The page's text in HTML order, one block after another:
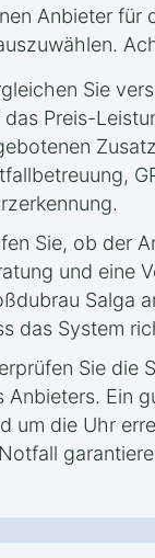
Anbieter für
Sie
das Preis-
Sie, ob der
und eine
Salga
das System
Sie die
Anbieters. Ein
um die Uhr